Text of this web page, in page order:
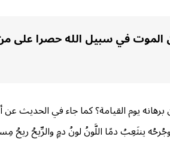
في سبيل الله حصرا على
يوم القيامة؟ كما جاء في الحديث
ينثَعِبُ دمًا اللَّونُ لونُ دمٍ والرِّيحُ ريحُ